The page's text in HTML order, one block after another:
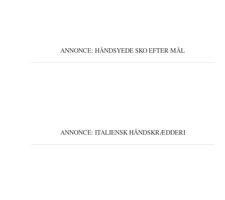
ANNONCE: HÅNDSYEDE SKO EFTER MÅL
ANNONCE: ITALIENSK HÅNDSKRÆDDERI